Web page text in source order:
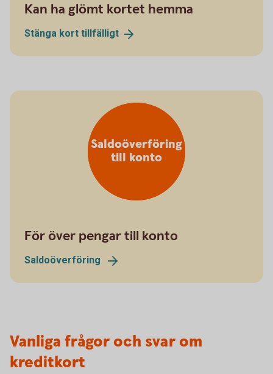
Kan ha glömt kortet hemma
Stänga kort tillfälligt
Saldoöverföring
till konto
För över pengar till konto
Saldoöverföring
Vanliga frågor och svar om
kreditkort